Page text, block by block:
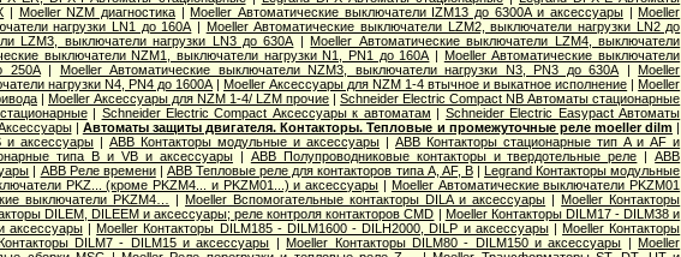
| Moeller NZM диагностика|Moeller Автоматические выключатели IZM13 до 6300А и аксессуары|Moeller
нагрузки LN1 до 160А | Moeller Автоматические выключатели LZM2, выключатели нагрузки LN2 до
LZM3, выключатели нагрузки LN3 до 630А |Moeller Автоматические выключатели LZM4, выключатели
выключатели NZM1, выключатели нагрузки N1, PN1 до 160А | Moeller Автоматические выключатели
250А| Moeller Автоматические выключатели NZM3, выключатели нагрузки N3, PN3 до 630А |Moeller
нагрузки N4, PN4 до 1600А|Moeller Аксессуары для NZM 1-4 втычное и выкатное исполнение |Moeller
| Moeller Аксессуары для NZM 1-4/ LZM прочие |Schneider Electric Compact NB Автоматы стационарные
| Schneider Electric Compact Аксессуары к автоматам | Schneider Electric Easypact Автоматы
| Автоматы защиты двигателя. Контакторы. Тепловые и промежуточные реле moeller dilm |
и аксессуары| ABB Контакторы модульные и аксессуары |ABB Контакторы стационарные тип A и AF и
типа B и VB и аксессуары| ABB Полупроводниковые контакторы и твердотельные реле |ABB
| ABB Реле времени| ABB Тепловые реле для контакторов типа A, AF, B|Legrand Контакторы модульные
PKZ... (кроме PKZM4... и PKZM01...) и аксессуары | Moeller Автоматические выключатели PKZM01
выключатели PKZM4… |Moeller Вспомогательные контакторы DILA и аксессуары |Moeller Контакторы
DILEM, DILEEM и аксессуары; реле контроля контакторов CMD | Moeller Контакторы DILM17 - DILM38 и
аксессуары|Moeller Контакторы DILM185 - DILM1600 - DILH2000, DILP и аксессуары|Moeller Контакторы
DILM7 - DILM15 и аксессуары |Moeller Контакторы DILM80 - DILM150 и аксессуары |Moeller